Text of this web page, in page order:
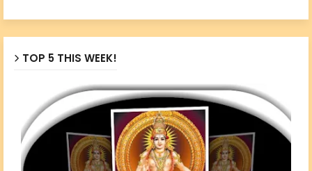
TOP 5 THIS WEEK!